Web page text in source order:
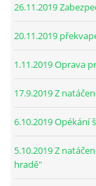
26.11.2019
20.11.2019
1.11.2019 Oprava
17.9.2019 Z
6.10.2019 Opékání
5.10.2019 Z
hradě"